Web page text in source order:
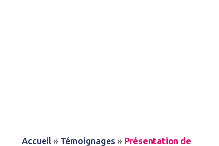
Accueil » Témoignages » Présentation de